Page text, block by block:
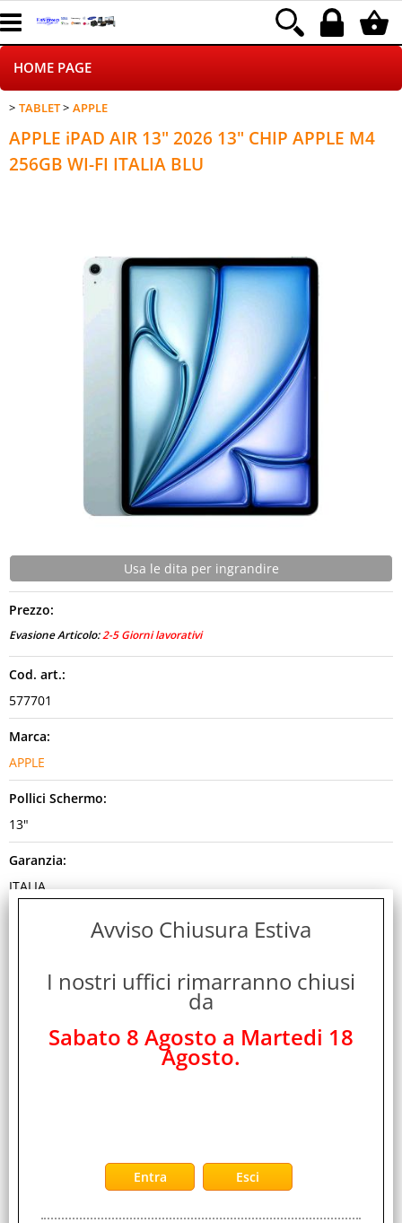
HOME PAGE
CHI SIAMO
LOGISTICA
SINCRONIZZATI CON NOI
TABLET APPLE
APPLE iPAD AIR 13" 2026 13" CHIP APPLE M4
256GB WI-FI ITALIA BLU
Usa le dita per ingrandire
Prezzo:
Evasione Articolo:2-5 Giorni lavorativi
Cod. art.:
577701
Marca:
APPLE
Pollici Schermo:
13"
Garanzia:
ITALIA
Cod. EAN:
Cod. Produttore:
Avviso Chiusura Estiva
I nostri uffici rimarranno chiusi
da
Sabato 8 Agosto a Martedi 18
Agosto.